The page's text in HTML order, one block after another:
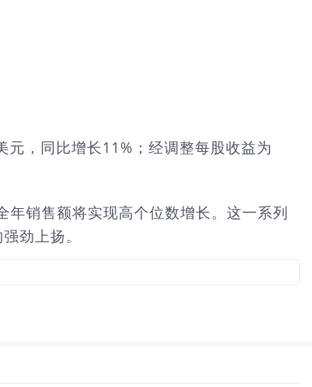
，同比增长11%；经调整每股收益为
销售额将实现高个位数增长。这一系列
劲上扬。